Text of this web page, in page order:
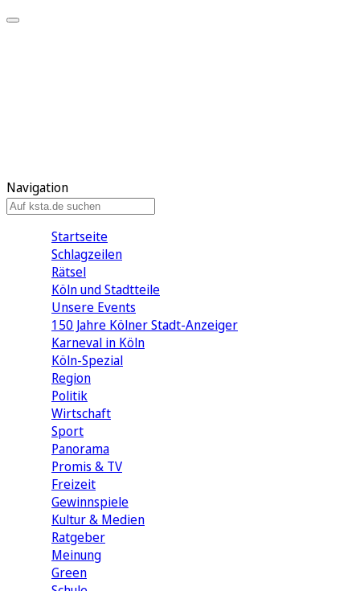
Navigation
Startseite
Schlagzeilen
Rätsel
Köln und Stadtteile
Unsere Events
150 Jahre Kölner Stadt-Anzeiger
Karneval in Köln
Köln-Spezial
Region
Politik
Wirtschaft
Sport
Panorama
Promis & TV
Freizeit
Gewinnspiele
Kultur & Medien
Ratgeber
Meinung
Green